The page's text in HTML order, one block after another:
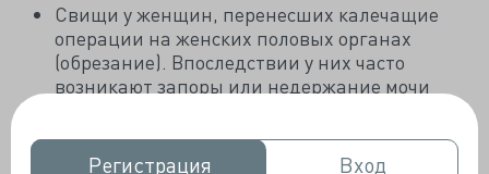
Регистрация
Регистрация Вход
Вход
Свищи у женщин, перенесших калечащие
операции на женских половых органах
(обрезание). Впоследствии у них часто
возникают запоры или недержание мочи
Посттравматические повреждения и рубцы, в
том числе на месте эпизиотомии или
разрывов